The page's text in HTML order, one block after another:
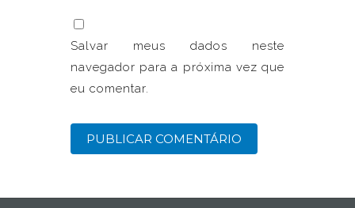
Salvar meus dados neste
navegador para a próxima vez que
eu comentar.